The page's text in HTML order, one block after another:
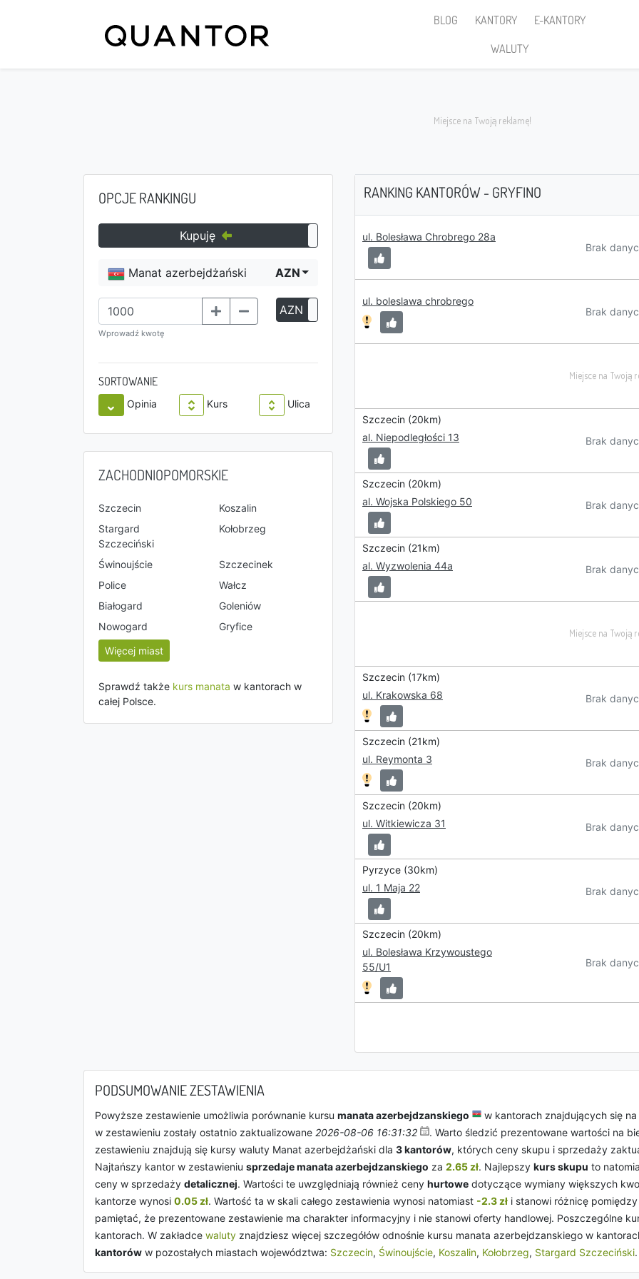
BLOG KANTORY
E-KANTORY
WALUTY
OPCJE RANKINGU
Kupuję Sprzedaję
Manat azerbejdżański AZN
Wprowadź kwotę
AZN
SORTOWANIE
Opinia Kurs Ulica
ZACHODNIOPOMORSKIE
Szczecin
Koszalin
Stargard
Szczeciński
Kołobrzeg
Świnoujście
Szczecinek
Police
Wałcz
Białogard
Goleniów
Nowogard
Gryfice
Więcej miast
Sprawdź także kurs manata w kantorach w
całej Polsce.
RANKING KANTORÓW - GRYFINO
ul. Bolesława Chrobrego 28a
Brak
ul. boleslawa chrobrego
Brak
Szczecin (20km)
al. Niepodległości 13
Brak
Szczecin (20km)
al. Wojska Polskiego 50
Brak
Szczecin (21km)
al. Wyzwolenia 44a
Brak
Szczecin (17km)
ul. Krakowska 68
Brak
Szczecin (21km)
ul. Reymonta 3
Brak
Szczecin (20km)
ul. Witkiewicza 31
Brak
Pyrzyce (30km)
ul. 1 Maja 22
Brak
Szczecin (20km)
ul. Bolesława Krzywoustego
55/U1
Brak
PODSUMOWANIE ZESTAWIENIA
Powyższe zestawienie umożliwia porównanie kursu manata azerbejdzanskiego w kantorach znajdujących się
w zestawieniu zostały ostatnio zaktualizowane 2026-08-06 16:31:32
. Warto śledzić prezentowane wartości na
zestawieniu znajdują się kursy waluty Manat azerbejdżański dla 3 kantorów, których ceny skupu i sprzedaży
Najtańszy kantor w zestawieniu sprzedaje manata azerbejdzanskiego za 2.65 zł. Najlepszy kurs skupu to
ceny w sprzedaży detalicznej. Wartości te uwzględniają również ceny hurtowe dotyczące wymiany większych
kantorze wynosi 0.05 zł. Wartość ta w skali całego zestawienia wynosi natomiast -2.3 zł i stanowi różnicę
pamiętać, że prezentowane zestawienie ma charakter informacyjny i nie stanowi oferty handlowej. Poszczególne
kantorach. W zakładce waluty znajdziesz więcej szczegółów odnośnie kursu manata azerbejdzanskiego w
kantorów w pozostałych miastach województwa: Szczecin, Świnoujście, Koszalin, Kołobrzeg, Stargard Szczeciński.